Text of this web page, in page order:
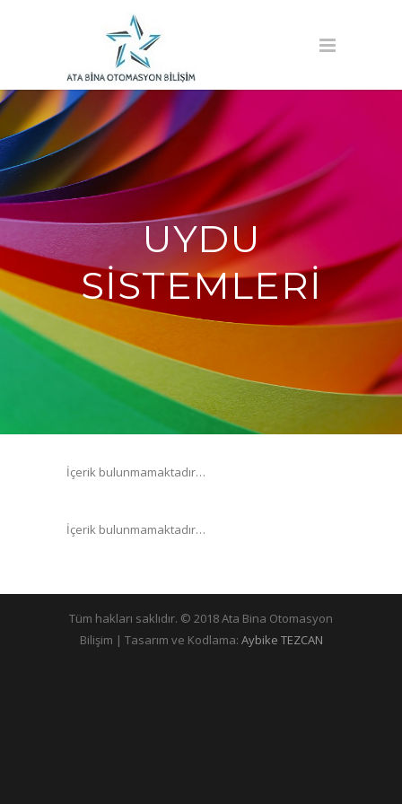
UYDU
SISTEMLERI
İçerik bulunmamaktadır…
İçerik bulunmamaktadır…
Tüm hakları saklıdır. © 2018 Ata Bina Otomasyon
Bilişim | Tasarım ve Kodlama: Aybike TEZCAN